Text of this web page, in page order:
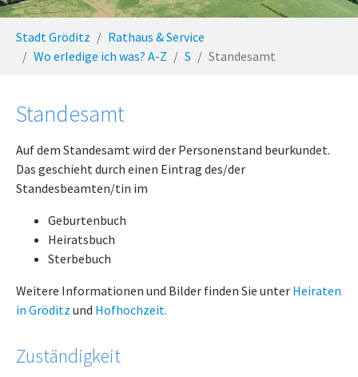
Stadt Gröditz
Rathaus & Service
Wo erledige ich was? A-Z
S Standesamt
Standesamt
Auf dem Standesamt wird der Personenstand beurkundet.
Das geschieht durch einen Eintrag des/der
Standesbeamten/tin im
Geburtenbuch
Heiratsbuch
Sterbebuch
Weitere Informationen und Bilder finden Sie unter Heiraten
in Gröditz und Hofhochzeit.
Zuständigkeit